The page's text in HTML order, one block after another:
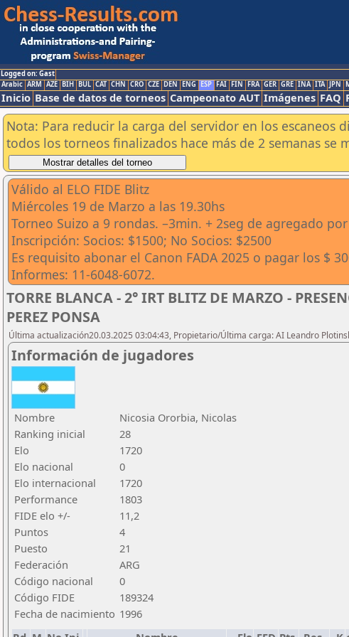
Logged on: Gast
Arabic ARM AZE BIH BUL CAT CHN CRO CZE DEN ENG ESP FAI FIN FRA GER GRE INA ITA JPN
Inicio Base de datos de torneos Campeonato AUT Imágenes FAQ
Nota: Para reducir la carga del servidor en los escaneos
todos los torneos finalizados hace más de 2 semanas
Válido al ELO FIDE Blitz
Miércoles 19 de Marzo a las 19.30hs
Torneo Suizo a 9 rondas. –3min. + 2seg de agregado
Inscripción: Socios: $1500; No Socios: $2500
Es requisito abonar el Canon FADA 2025 o pagar los $
Informes: 11-6048-6072.
TORRE BLANCA - 2° IRT BLITZ DE MARZO -
PEREZ PONSA
Última actualización20.03.2025 03:04:43, Propietario/Última carga: AI Leandro
Información de jugadores
Nombre
Nicosia Ororbia, Nicolas
Ranking inicial
28
Elo
1720
Elo nacional
0
Elo internacional
1720
Performance
1803
FIDE elo +/-
11,2
Puntos
4
Puesto
21
Federación
ARG
Código nacional
0
Código FIDE
189324
Fecha de nacimiento 1996